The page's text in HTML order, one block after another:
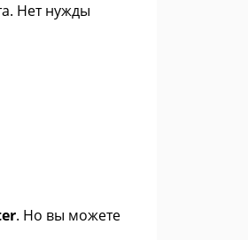
Нет нужды
. Но вы можете